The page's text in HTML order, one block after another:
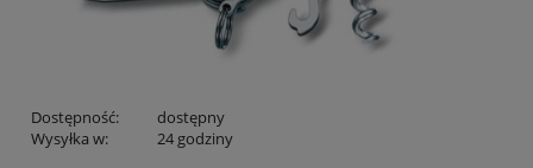
Dostępność:
dostępny
Wysyłka w:
24 godziny